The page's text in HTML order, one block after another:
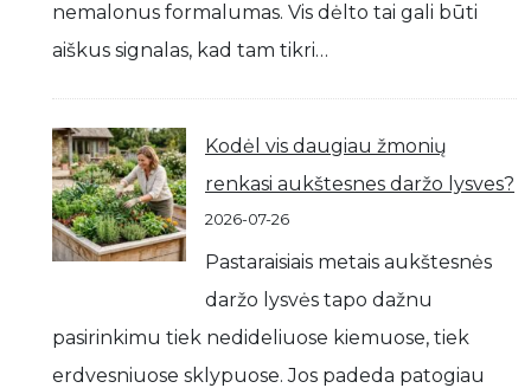
nemalonus formalumas. Vis dėlto tai gali būti
aiškus signalas, kad tam tikri…
Kodėl vis daugiau žmonių
renkasi aukštesnes daržo lysves?
2026-07-26
Pastaraisiais metais aukštesnės
daržo lysvės tapo dažnu
pasirinkimu tiek nedideliuose kiemuose, tiek
erdvesniuose sklypuose. Jos padeda patogiau